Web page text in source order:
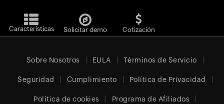
Características Solicitar demo Cotización
Sobre Nosotros EULA Términos de Servicio
Seguridad Cumplimiento Política de Privacidad
Política de cookies Programa de Afiliados